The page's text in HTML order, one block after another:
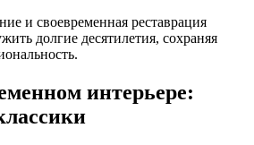
и своевременная реставрация
долгие десятилетия, сохраняя
интерьере: